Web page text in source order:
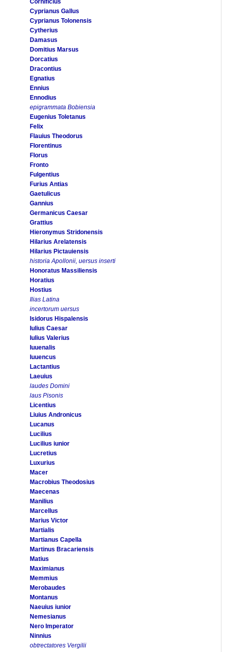
Cornificius
Cyprianus Gallus
Cyprianus Tolonensis
Cytherius
Damasus
Domitius Marsus
Dorcatius
Dracontius
Egnatius
Ennius
Ennodius
epigrammata Bobiensia
Eugenius Toletanus
Felix
Flauius Theodorus
Florentinus
Florus
Fronto
Fulgentius
Furius Antias
Gaetulicus
Gannius
Germanicus Caesar
Grattius
Hieronymus Stridonensis
Hilarius Arelatensis
Hilarius Pictauiensis
historia Apollonii, uersus inserti
Honoratus Massiliensis
Horatius
Hostius
Ilias Latina
incertorum uersus
Isidorus Hispalensis
Iulius Caesar
Iulius Valerius
Iuuenalis
Iuuencus
Lactantius
Laeuius
laudes Domini
laus Pisonis
Licentius
Liuius Andronicus
Lucanus
Lucilius
Lucilius iunior
Lucretius
Luxurius
Macer
Macrobius Theodosius
Maecenas
Manilius
Marcellus
Marius Victor
Martialis
Martianus Capella
Martinus Bracariensis
Matius
Maximianus
Memmius
Merobaudes
Montanus
Naeuius iunior
Nemesianus
Nero Imperator
Ninnius
obtrectatores Vergilii